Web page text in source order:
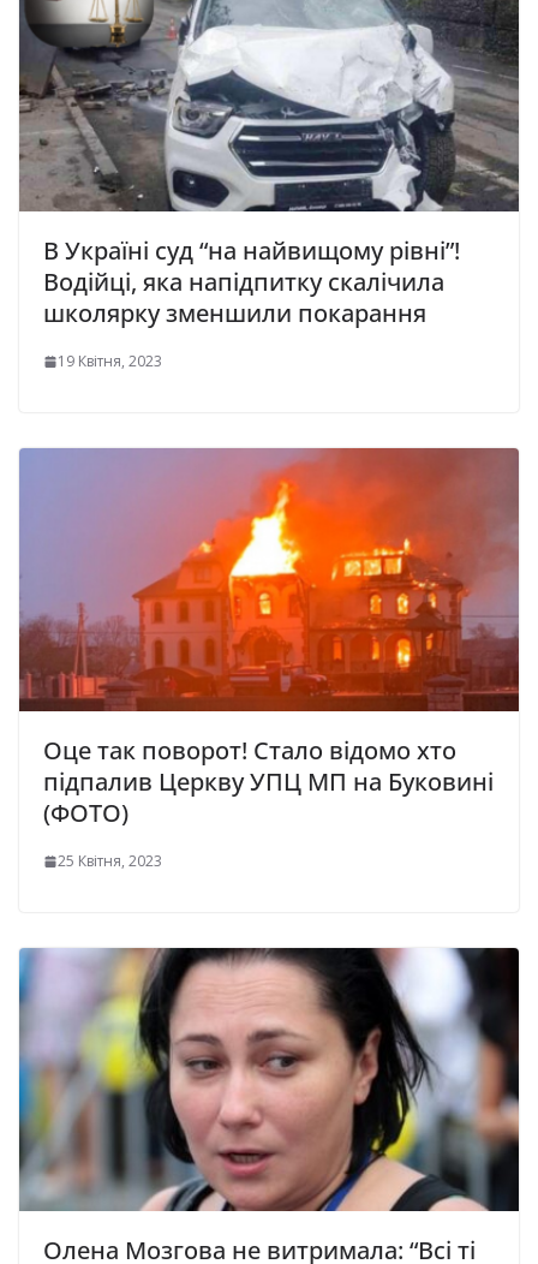
В Україні суд “на найвищому рівні”!
Водійці, яка напідпитку скалічила
школярку зменшили покарання
19 Квітня, 2023
Оце так поворот! Стало відомо хто
підпалив Церкву УПЦ МП на Буковині
(ФОТО)
25 Квітня, 2023
Олена Мозгова не витримала: “Всі ті